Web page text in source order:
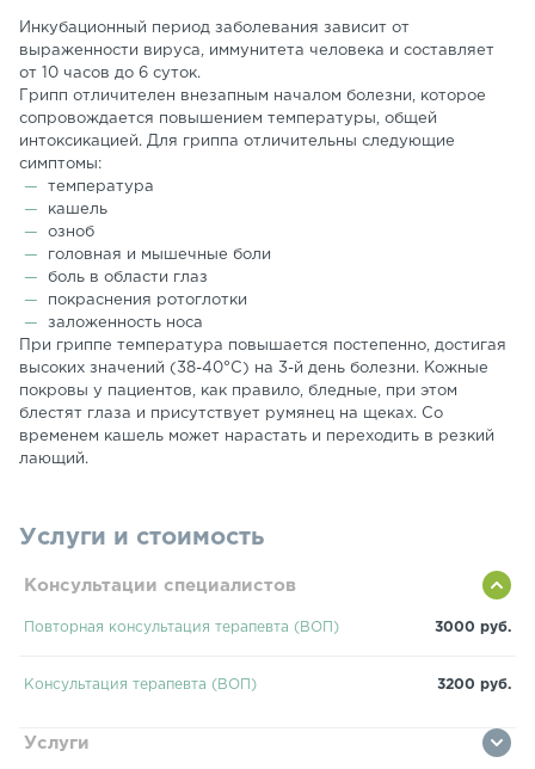
Инкубационный период заболевания зависит от
выраженности вируса, иммунитета человека и составляет
от 10 часов до 6 суток.
Грипп отличителен внезапным началом болезни, которое
сопровождается повышением температуры, общей
интоксикацией. Для гриппа отличительны следующие
симптомы:
температура
кашель
озноб
головная и мышечные боли
боль в области глаз
покраснения ротоглотки
заложенность носа
При гриппе температура повышается постепенно, достигая
высоких значений (38-40°С) на 3-й день болезни. Кожные
покровы у пациентов, как правило, бледные, при этом
блестят глаза и присутствует румянец на щеках. Со
временем кашель может нарастать и переходить в резкий
лающий.
Услуги и стоимость
Консультации специалистов
Повторная консультация терапевта (ВОП) 3000 руб.
Консультация терапевта (ВОП) 3200 руб.
Услуги